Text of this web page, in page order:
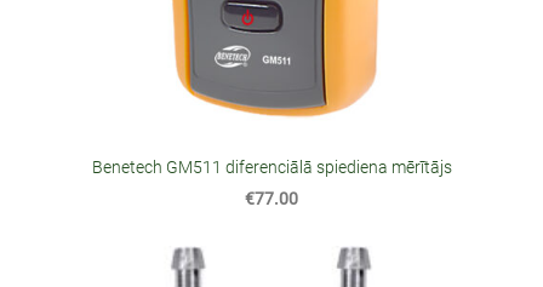
Benetech GM511 diferenciālā spiediena mērītājs
€77.00